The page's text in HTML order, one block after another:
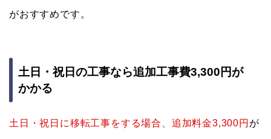
がおすすめです。
土日・祝日の工事なら追加工事費3,300円が
かかる
土日・祝日に移転工事をする場合、追加料金3,300円 が